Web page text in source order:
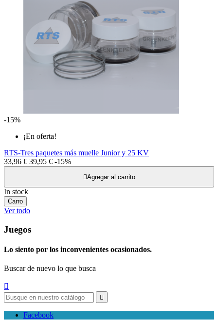
-15%
¡En oferta!
RTS-Tres paquetes más muelle Junior y 25 KV
33,96 € 39,95 € -15%
Agregar al carrito
In stock
Carro
Ver todo
Juegos
Lo siento por los inconvenientes ocasionados.
Buscar de nuevo lo que busca


Facebook